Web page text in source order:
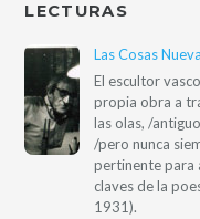
LECTURAS
Las Cosas
El escultor
propia obra a
las olas, /
/pero nunca
pertinente para
claves de la
1931).